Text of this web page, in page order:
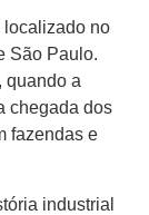
localizado no
São Paulo.
quando a
chegada dos
fazendas e
industrial